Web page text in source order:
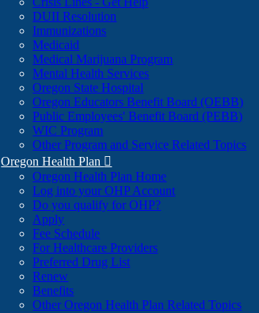
DUII Resolution
Immunizations
Medicaid
Medical Marijuana Program
Mental Health Services
Oregon State Hospital
Oregon Educators Benefit Board (OEBB)
Public Employees' Benefit Board (PEBB)
WIC Program
Other Program and Service Related Topics
Oregon Health Plan 
Oregon Health Plan Home
Log into your OHP Account(Opens
Do you qualify for OHP?(Opens
Apply
Fee Schedule
For Healthcare Providers
Preferred Drug List
Renew
Benefits
Other Oregon Health Plan Related Topics